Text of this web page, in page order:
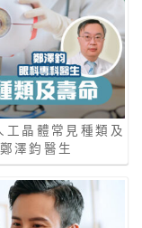
晶體常見種類及
澤鈞醫生